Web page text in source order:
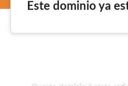
Este dominio ya